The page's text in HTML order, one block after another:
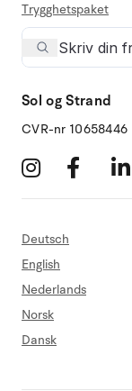
Trygghetspaket
Sol og Strand
CVR-nr 10658446
Deutsch
English
Nederlands
Norsk
Dansk